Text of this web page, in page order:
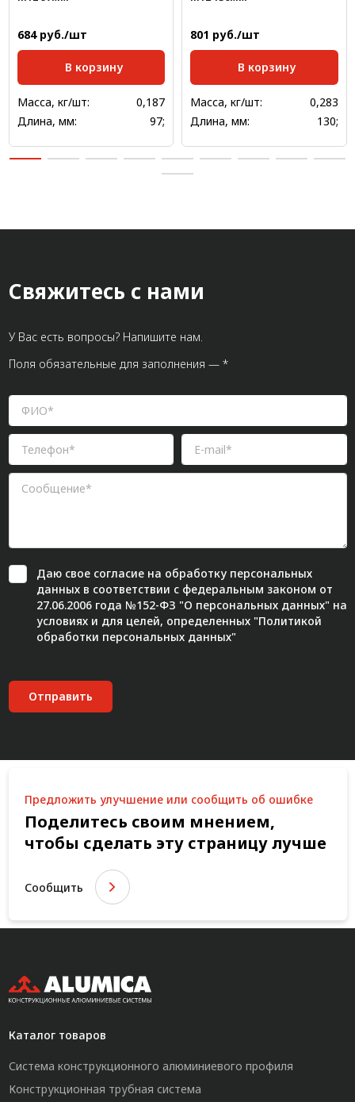
684 руб./шт
В корзину
Масса, кг/шт:
0,187
Длина, мм:
97;
801 руб./шт
В корзину
Масса, кг/шт:
0,283
Длина, мм:
130;
Свяжитесь с нами
У Вас есть вопросы? Напишите нам.
Поля обязательные для заполнения — *
Даю свое согласиена обработку персональных
данных в соответствии с федеральным законом от
27.06.2006 года №152-ФЗ "О персональных данных" на
условиях и для целей, определенных "Политикой
обработки персональных данных"
Отправить
Предложить улучшение или сообщить об ошибке
Поделитесь своим мнением,
чтобы сделать эту страницу лучше
Сообщить
Каталог товаров
Система конструкционного алюминиевого профиля
Конструкционная трубная система